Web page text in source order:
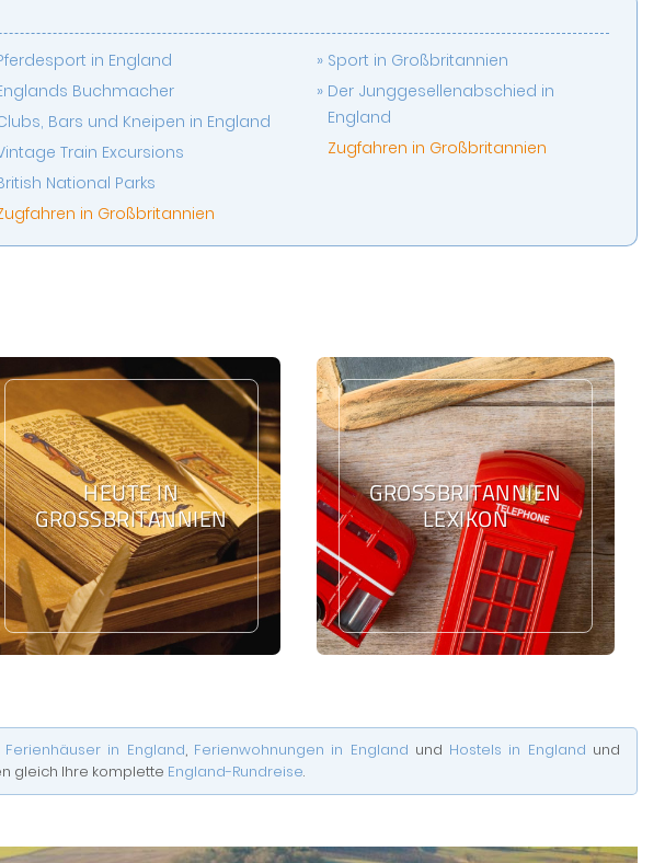
in England
Buchmacher
Bars und Kneipen in England
Train Excursions
National Parks
in Großbritannien
Sport in Großbritannien
Der Junggesellenabschied in
England
Zugfahren in Großbritannien
HEUTE IN
GROSSBRITANNIEN
GROSSBRITANNIEN L
EXIKON
Ferienhäuser in England, Ferienwohnungen in England und Hostels in England und
gleich Ihre komplette England-Rundreise.